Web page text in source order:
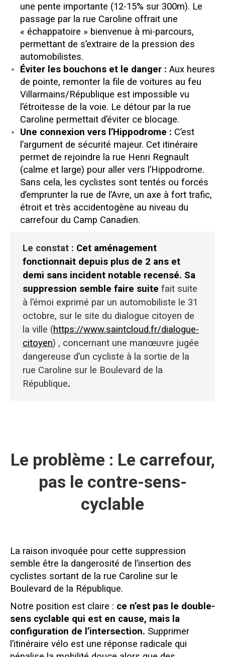
une pente importante (12-15% sur 300m). Le
passage par la rue Caroline offrait une
« échappatoire » bienvenue à mi-parcours,
permettant de s’extraire de la pression des
automobilistes.
Éviter les bouchons et le danger : Aux heures
de pointe, remonter la file de voitures au feu
Villarmains/République est impossible vu
l’étroitesse de la voie. Le détour par la rue
Caroline permettait d’éviter ce blocage.
Une connexion vers l’Hippodrome : C’est
l’argument de sécurité majeur. Cet itinéraire
permet de rejoindre la rue Henri Regnault
(calme et large) pour aller vers l’Hippodrome.
Sans cela, les cyclistes sont tentés ou forcés
d’emprunter la rue de l’Avre, un axe à fort trafic,
étroit et très accidentogène au niveau du
carrefour du Camp Canadien.
Le constat : Cet aménagement
fonctionnait depuis plus de 2 ans et
demi sans incident notable recensé. Sa
suppression semble faire suite fait suite
à l’émoi exprimé par un automobiliste le 31
octobre, sur le site du dialogue citoyen de
la ville (https://www.saintcloud.fr/dialogue-
citoyen) , concernant une manœuvre jugée
dangereuse d’un cycliste à la sortie de la
rue Caroline sur le Boulevard de la
République.
Le problème : Le carrefour,
pas le contre-sens-
cyclable
La raison invoquée pour cette suppression
semble être la dangerosité de l’insertion des
cyclistes sortant de la rue Caroline sur le
Boulevard de la République.
Notre position est claire : ce n’est pas le double-
sens cyclable qui est en cause, mais la
configuration de l’intersection. Supprimer
l’itinéraire vélo est une réponse radicale qui